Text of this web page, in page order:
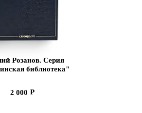
Розанов. Серия
библиотека"
2 000